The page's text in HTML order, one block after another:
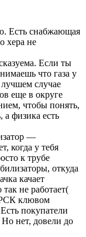
Есть снабжающая
хера не
Если ты
что газа у
случае
еще в округе
чтобы понять,
а физика есть
—
когда у тебя
к трубе
откуда
качает
не работает(
клювом
покупатели
Но нет, довели до